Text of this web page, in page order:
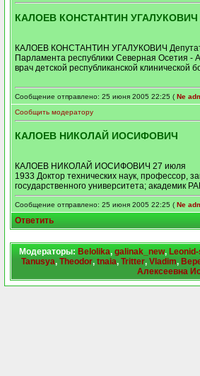
КАЛОЕВ КОНСТАНТИН УГАЛУКОВИЧ
КАЛОЕВ КОНСТАНТИН УГАЛУКОВИЧ
Парламента республики Северная Осетия -
врач детской республиканской клинической
Сообщение отправлено: 25 июня 2005 22:25 ( Ne
Сообщить модератору
КАЛОЕВ НИКОЛАЙ ИОСИФОВИЧ
КАЛОЕВ НИКОЛАЙ ИОСИФОВИЧ 27 июля
1933 Доктор технических наук, профессор,
государственного университета; академик
Сообщение отправлено: 25 июня 2005 22:25 ( Ne
Ответить
Модераторы: Belolika, galinak_new,
Tanusya, Theodor, tnaia, Tritter, Vladim,
Алексеевна